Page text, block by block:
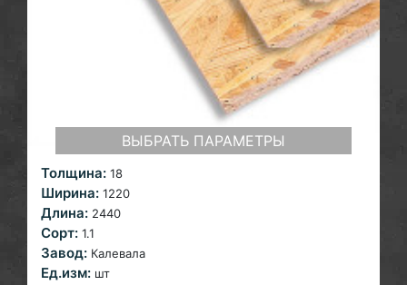
ВЫБРАТЬ ПАРАМЕТРЫ
Толщина: 18
Ширина: 1220
Длина: 2440
Сорт: 1.1
Завод: Калевала
Ед.изм: шт